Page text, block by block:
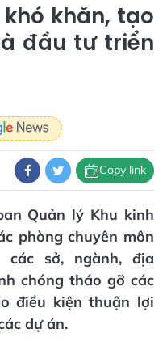
khăn, tạo
đầu tư triển
Copy link
Quản lý Khu kinh
phòng chuyên môn
sở, ngành, địa
chóng tháo gỡ các
điều kiện thuận lợi
dự án.